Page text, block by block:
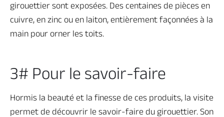
girouettier sont exposées. Des centaines de pièces en
cuivre, en zinc ou en laiton, entièrement façonnées à la
main pour orner les toits.
3# Pour le savoir-faire
Hormis la beauté et la finesse de ces produits, la visite
permet de découvrir le savoir-faire du girouettier. Son